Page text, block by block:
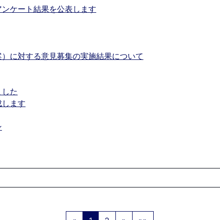
ケート結果を公表します
に対する意見募集の実施結果について
た
ます